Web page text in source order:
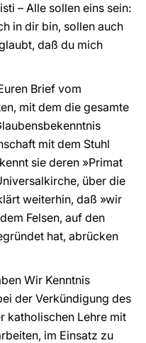
– Alle sollen eins sein:
in dir bin, sollen auch
daß du mich
Brief vom
mit dem die gesamte
mit dem Stuhl
sie deren »Primat
über die
weiterhin, daß »wir
Felsen, auf den
hat, abrücken
Wir Kenntnis
der Verkündigung des
katholischen Lehre mit
im Einsatz zu